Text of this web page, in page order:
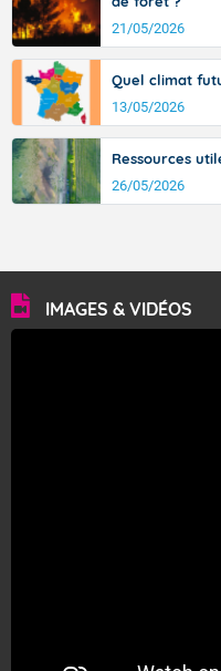
21/05/2026
Quel climat
13/05/2026
Ressources
26/05/2026
IMAGES & VIDÉOS